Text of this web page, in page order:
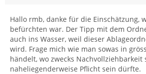
Hallo rmb, danke für die Einschätzung,
befürchten war. Der Tipp mit dem
auch ins Wasser, weil dieser
wird. Frage mich wie man sowas in
händelt, wo zwecks Nachvollziehbarkeit
naheliegenderweise Pflicht sein dürfte.